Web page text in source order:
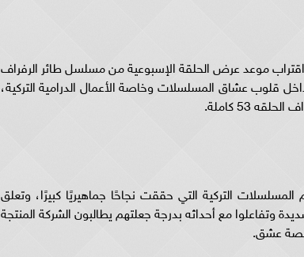
53 صدارة تريند جوجل، مع اقتراب موعد عرض الحلقة الإسبوعية من مسلسل طائر الرفراف
عشاق المسلسلات وخاصة الأعمال الدرامية التركية،
53 كاملة.
قصة عشق من أهم المسلسلات التركية التي حققت نجاحًا جماهيريًا كبيرًا، وتعلق
عشق بطريقة شديدة وتفاعلوا مع أحداثه بدرجة جعلتهم يطالبون الشركة المنتجة